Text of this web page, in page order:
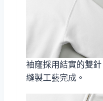
袖窿採用結實的雙針
縫製工藝完成。